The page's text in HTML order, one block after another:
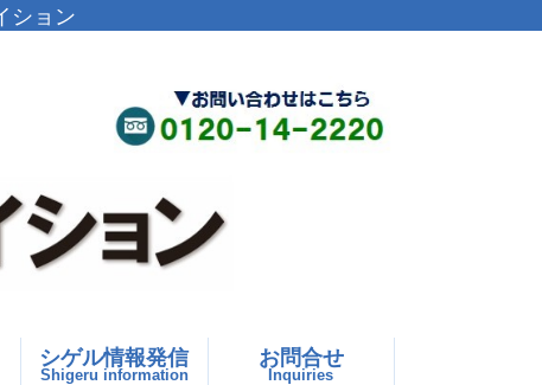
ション
シゲル情報発信
Shigeru information
お問合せ
Inquiries